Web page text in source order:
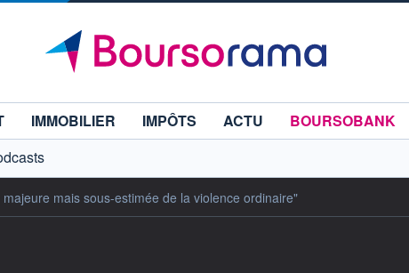
IMMOBILIER IMPÔTS ACTU
BOURSOBANK
mais sous-estimée de la violence ordinaire"